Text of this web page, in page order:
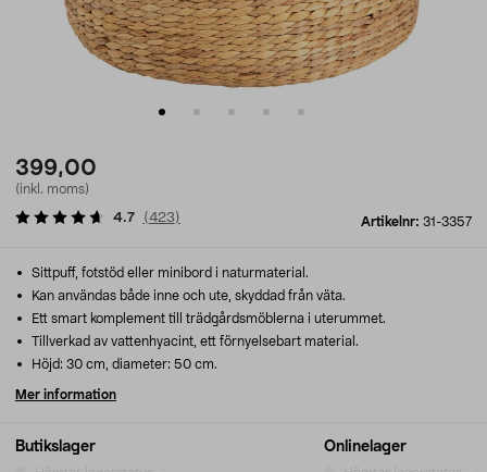
399,00
(inkl. moms)
Artikelnr: 31-3357
4.7 (423)
Butikslager Onlinelager
Sittpuff, fotstöd eller minibord i naturmaterial.
Kan användas både inne och ute, skyddad från väta.
Ett smart komplement till trädgårdsmöblerna i uterummet.
Tillverkad av vattenhyacint, ett förnyelsebart material.
Höjd: 30 cm, diameter: 50 cm.
Mer information